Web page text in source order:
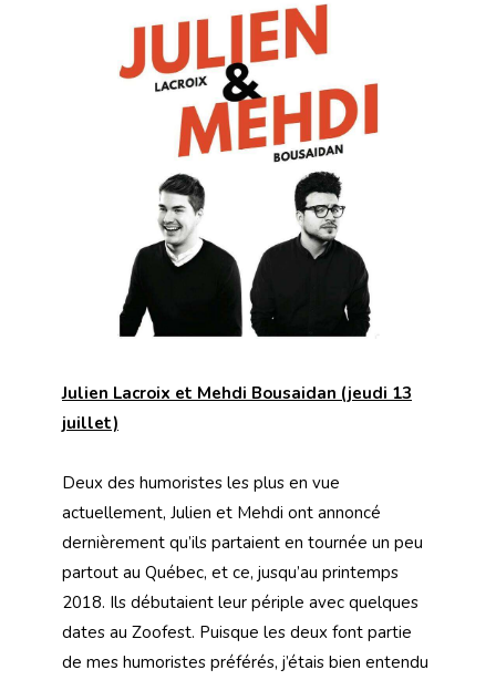
Julien Lacroix et Mehdi Bousaidan (jeudi 13
juillet)
Deux des humoristes les plus en vue
actuellement, Julien et Mehdi ont annoncé
dernièrement qu’ils partaient en tournée un peu
partout au Québec, et ce, jusqu’au printemps
2018. Ils débutaient leur périple avec quelques
dates au Zoofest. Puisque les deux font partie
de mes humoristes préférés, j’étais bien entendu